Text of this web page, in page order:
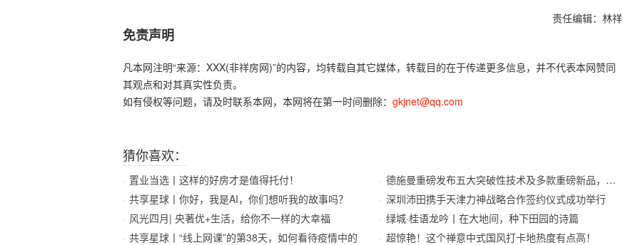
责任编辑：林祥
免责声明
凡本网注明“来源：XXX(非祥房网)”的内容，均转载自其它媒体，转载目的在于传递更多信息，并不代表本网赞同
其观点和对其真实性负责。
如有侵权等问题，请及时联系本网，本网将在第一时间删除： gkjnet@qq.com
猜你喜欢：
置业当选丨这样的好房才是值得托付！
共享星球丨你好，我是AI，你们想听我的故事吗？
风光四月| 央著优+生活，给你不一样的大幸福
共享星球丨“线上网课”的第38天，如何看待疫情中的
德施曼重磅发布五大突破性技术及多款重磅新品，开启
深圳沛田携手天津力神战略合作签约仪式成功举行
绿城·桂语龙吟丨在大地间，种下田园的诗篇
超惊艳！这个禅意中式国风打卡地热度有点高！